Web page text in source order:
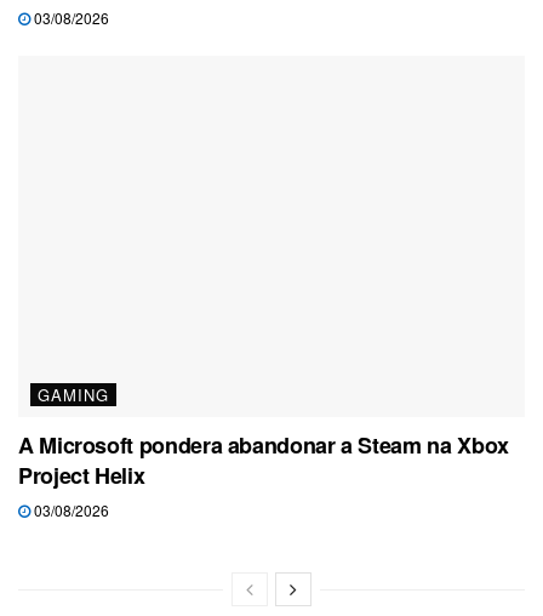
03/08/2026
GAMING
A Microsoft pondera abandonar a Steam na Xbox
Project Helix
03/08/2026